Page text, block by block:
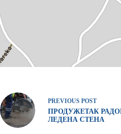
PREVIOUS POST
ПРОДУЖЕТАК
ЛЕДЕНА СТЕНА